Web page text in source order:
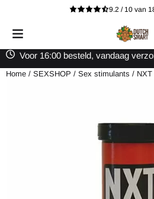
Cookievoorkeuren zijn beschikbaar.
9.2 / 10 van
Voor 16:00 besteld, vandaag
Home / SEXSHOP / Sex stimulants /